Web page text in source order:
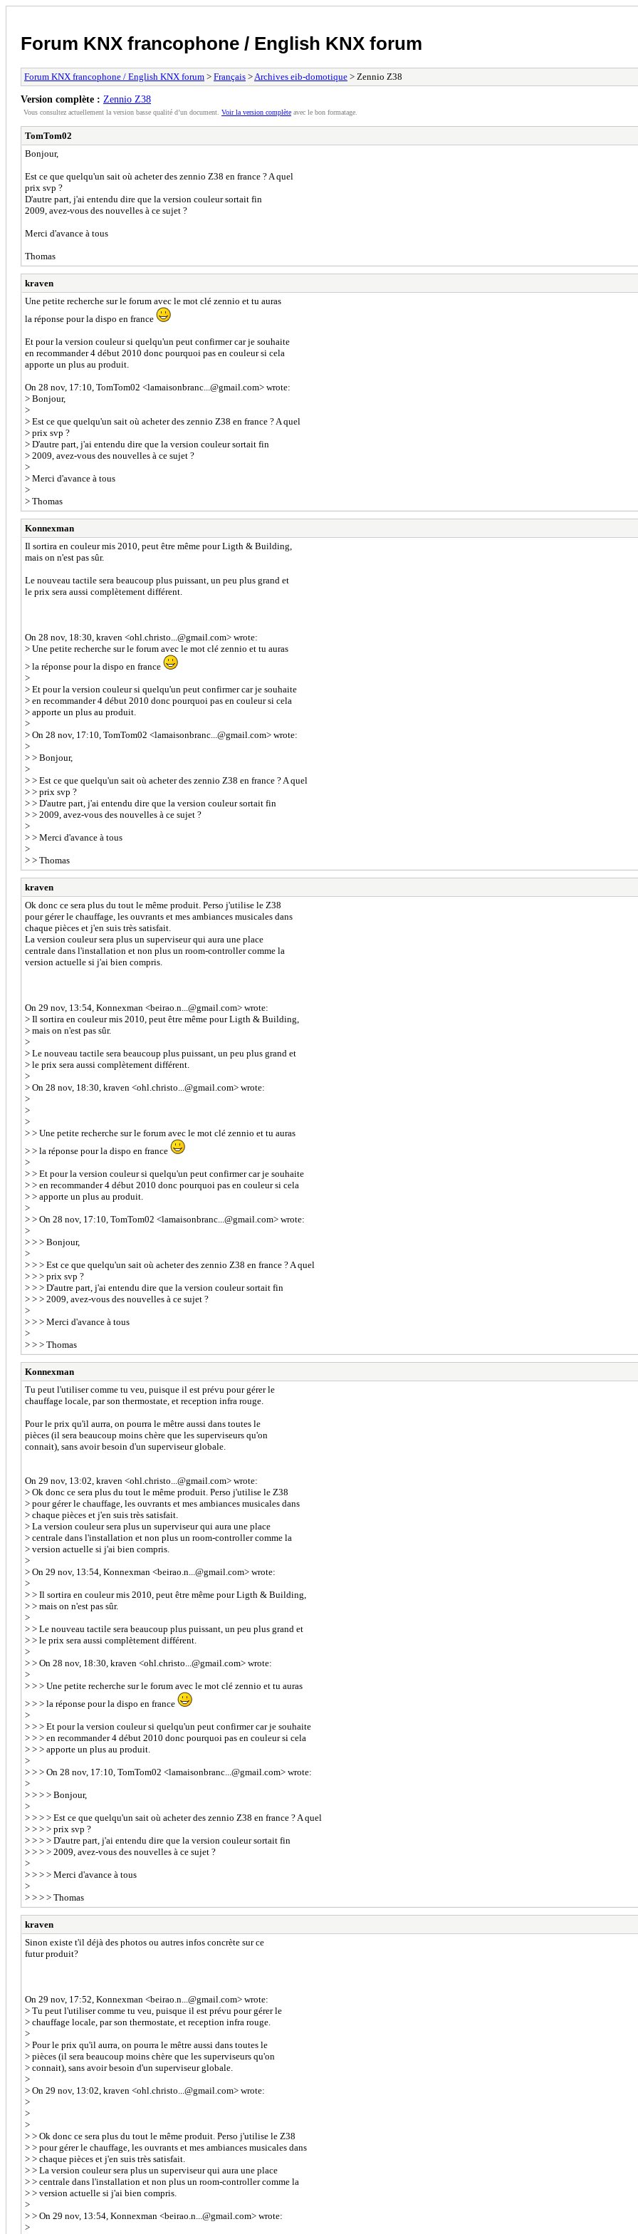
Forum KNX francophone / English KNX forum
Forum KNX francophone / English KNX forum > Français > Archives eib-domotique > Zennio Z38
Version complète : Zennio Z38
Vous consultez actuellement la version basse qualité d’un document. Voir la version complète avec le bon formatage.
TomTom02
Bonjour,
Est ce que quelqu'un sait où acheter des zennio Z38 en france ? A quel
prix svp ?
D'autre part, j'ai entendu dire que la version couleur sortait fin
2009, avez-vous des nouvelles à ce sujet ?
Merci d'avance à tous
Thomas
kraven
Une petite recherche sur le forum avec le mot clé zennio et tu auras
la réponse pour la dispo en france
Et pour la version couleur si quelqu'un peut confirmer car je souhaite
en recommander 4 début 2010 donc pourquoi pas en couleur si cela
apporte un plus au produit.
On 28 nov, 17:10, TomTom02 <lamaisonbranc...@gmail.com> wrote:
> Bonjour,
>
> Est ce que quelqu'un sait où acheter des zennio Z38 en france ? A quel
> prix svp ?
> D'autre part, j'ai entendu dire que la version couleur sortait fin
> 2009, avez-vous des nouvelles à ce sujet ?
>
> Merci d'avance à tous
>
> Thomas
Konnexman
Il sortira en couleur mis 2010, peut être même pour Ligth & Building,
mais on n'est pas sûr.
Le nouveau tactile sera beaucoup plus puissant, un peu plus grand et
le prix sera aussi complètement différent.
On 28 nov, 18:30, kraven <ohl.christo...@gmail.com> wrote:
> Une petite recherche sur le forum avec le mot clé zennio et tu auras
> la réponse pour la dispo en france
>
> Et pour la version couleur si quelqu'un peut confirmer car je souhaite
> en recommander 4 début 2010 donc pourquoi pas en couleur si cela
> apporte un plus au produit.
>
> On 28 nov, 17:10, TomTom02 <lamaisonbranc...@gmail.com> wrote:
>
> > Bonjour,
>
> > Est ce que quelqu'un sait où acheter des zennio Z38 en france ? A quel
> > prix svp ?
> > D'autre part, j'ai entendu dire que la version couleur sortait fin
> > 2009, avez-vous des nouvelles à ce sujet ?
>
> > Merci d'avance à tous
>
> > Thomas
kraven
Ok donc ce sera plus du tout le même produit. Perso j'utilise le Z38
pour gérer le chauffage, les ouvrants et mes ambiances musicales dans
chaque pièces et j'en suis très satisfait.
La version couleur sera plus un superviseur qui aura une place
centrale dans l'installation et non plus un room-controller comme la
version actuelle si j'ai bien compris.
On 29 nov, 13:54, Konnexman <beirao.n...@gmail.com> wrote:
> Il sortira en couleur mis 2010, peut être même pour Ligth & Building,
> mais on n'est pas sûr.
>
> Le nouveau tactile sera beaucoup plus puissant, un peu plus grand et
> le prix sera aussi complètement différent.
>
> On 28 nov, 18:30, kraven <ohl.christo...@gmail.com> wrote:
>
>
>
> > Une petite recherche sur le forum avec le mot clé zennio et tu auras
> > la réponse pour la dispo en france
>
> > Et pour la version couleur si quelqu'un peut confirmer car je souhaite
> > en recommander 4 début 2010 donc pourquoi pas en couleur si cela
> > apporte un plus au produit.
>
> > On 28 nov, 17:10, TomTom02 <lamaisonbranc...@gmail.com> wrote:
>
> > > Bonjour,
>
> > > Est ce que quelqu'un sait où acheter des zennio Z38 en france ? A quel
> > > prix svp ?
> > > D'autre part, j'ai entendu dire que la version couleur sortait fin
> > > 2009, avez-vous des nouvelles à ce sujet ?
>
> > > Merci d'avance à tous
>
> > > Thomas
Konnexman
Tu peut l'utiliser comme tu veu, puisque il est prévu pour gérer le
chauffage locale, par son thermostate, et reception infra rouge.
Pour le prix qu'il aurra, on pourra le mêtre aussi dans toutes le
pièces (il sera beaucoup moins chère que les superviseurs qu'on
connait), sans avoir besoin d'un superviseur globale.
On 29 nov, 13:02, kraven <ohl.christo...@gmail.com> wrote:
> Ok donc ce sera plus du tout le même produit. Perso j'utilise le Z38
> pour gérer le chauffage, les ouvrants et mes ambiances musicales dans
> chaque pièces et j'en suis très satisfait.
> La version couleur sera plus un superviseur qui aura une place
> centrale dans l'installation et non plus un room-controller comme la
> version actuelle si j'ai bien compris.
>
> On 29 nov, 13:54, Konnexman <beirao.n...@gmail.com> wrote:
>
> > Il sortira en couleur mis 2010, peut être même pour Ligth & Building,
> > mais on n'est pas sûr.
>
> > Le nouveau tactile sera beaucoup plus puissant, un peu plus grand et
> > le prix sera aussi complètement différent.
>
> > On 28 nov, 18:30, kraven <ohl.christo...@gmail.com> wrote:
>
> > > Une petite recherche sur le forum avec le mot clé zennio et tu auras
> > > la réponse pour la dispo en france
>
> > > Et pour la version couleur si quelqu'un peut confirmer car je souhaite
> > > en recommander 4 début 2010 donc pourquoi pas en couleur si cela
> > > apporte un plus au produit.
>
> > > On 28 nov, 17:10, TomTom02 <lamaisonbranc...@gmail.com> wrote:
>
> > > > Bonjour,
>
> > > > Est ce que quelqu'un sait où acheter des zennio Z38 en france ? A quel
> > > > prix svp ?
> > > > D'autre part, j'ai entendu dire que la version couleur sortait fin
> > > > 2009, avez-vous des nouvelles à ce sujet ?
>
> > > > Merci d'avance à tous
>
> > > > Thomas
kraven
Sinon existe t'il déjà des photos ou autres infos concrète sur ce
futur produit?
On 29 nov, 17:52, Konnexman <beirao.n...@gmail.com> wrote:
> Tu peut l'utiliser comme tu veu, puisque il est prévu pour gérer le
> chauffage locale, par son thermostate, et reception infra rouge.
>
> Pour le prix qu'il aurra, on pourra le mêtre aussi dans toutes le
> pièces (il sera beaucoup moins chère que les superviseurs qu'on
> connait), sans avoir besoin d'un superviseur globale.
>
> On 29 nov, 13:02, kraven <ohl.christo...@gmail.com> wrote:
>
>
>
> > Ok donc ce sera plus du tout le même produit. Perso j'utilise le Z38
> > pour gérer le chauffage, les ouvrants et mes ambiances musicales dans
> > chaque pièces et j'en suis très satisfait.
> > La version couleur sera plus un superviseur qui aura une place
> > centrale dans l'installation et non plus un room-controller comme la
> > version actuelle si j'ai bien compris.
>
> > On 29 nov, 13:54, Konnexman <beirao.n...@gmail.com> wrote:
>